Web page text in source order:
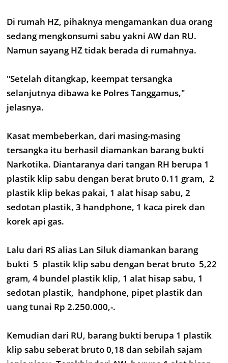
Di rumah HZ, pihaknya mengamankan dua orang
sedang mengkonsumi sabu yakni AW dan RU.
Namun sayang HZ tidak berada di rumahnya.
"Setelah ditangkap, keempat tersangka
selanjutnya dibawa ke Polres Tanggamus,"
jelasnya.
Kasat membeberkan, dari masing-masing
tersangka itu berhasil diamankan barang bukti
Narkotika. Diantaranya dari tangan RH berupa 1
plastik klip sabu dengan berat bruto 0.11 gram, 2
plastik klip bekas pakai, 1 alat hisap sabu, 2
sedotan plastik, 3 handphone, 1 kaca pirek dan
korek api gas.
Lalu dari RS alias Lan Siluk diamankan barang
bukti 5 plastik klip sabu dengan berat bruto 5,22
gram, 4 bundel plastik klip, 1 alat hisap sabu, 1
sedotan plastik, handphone, pipet plastik dan
uang tunai Rp 2.250.000,-.
Kemudian dari RU, barang bukti berupa 1 plastik
klip sabu seberat bruto 0,18 dan sebilah sajam